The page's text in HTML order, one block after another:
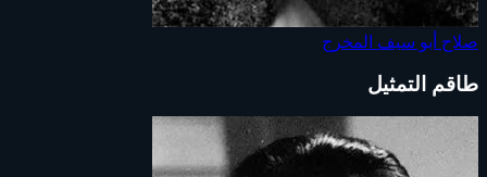
صلاح أبو سيف المخرج
طاقم التمثيل